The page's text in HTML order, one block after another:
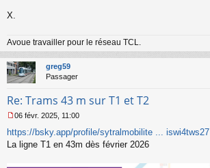
l
X.
Avoue travailler pour le réseau TCL.
greg59
Passager
Re: Trams 43 m sur T1 et T2
e
s
06 févr. 2025, 11:00
https://bsky.app/profile/sytralmobilite ... iswi4tws27
La ligne T1 en 43m dès février 2026